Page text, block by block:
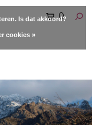
0
Is dat akkoord?
cookies »